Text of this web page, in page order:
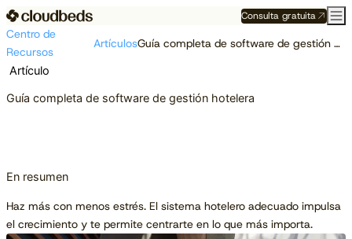
Consulta gratuita
Centro de
Recursos
Artículos Guía completa de software de gestión hotelera
Artículo
Guía completa de software de gestión hotelera
En resumen
Haz más con menos estrés. El sistema hotelero adecuado impulsa
el crecimiento y te permite centrarte en lo que más importa.